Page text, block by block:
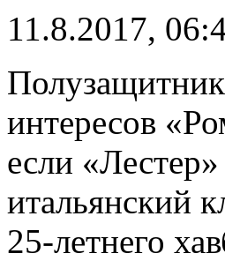
11.8.2017,
интересов
если
итальянский
25-летнего